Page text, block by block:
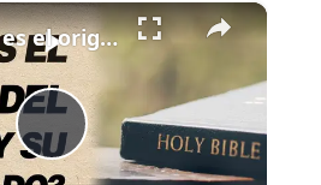
Fullscreen ×
Play
🙏 ¿Cuál es el origen del pecado y cuál es su significado? 🙏